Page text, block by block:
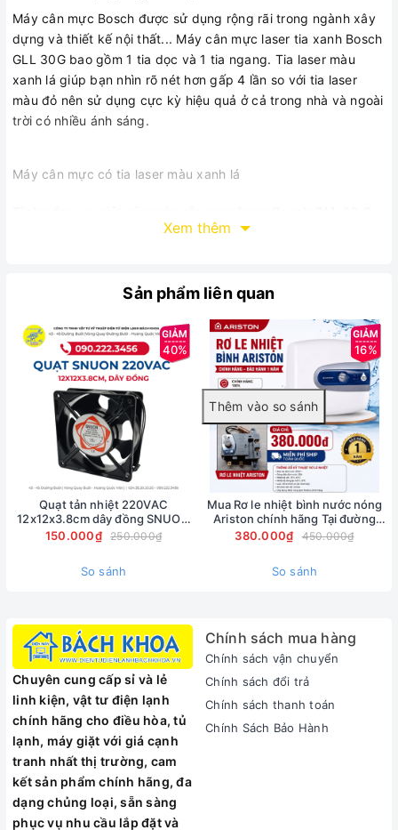
Máy cân mực Bosch được sử dụng rộng rãi trong ngành xây
dựng và thiết kế nội thất... Máy cân mực laser tia xanh Bosch
GLL 30G bao gồm 1 tia dọc và 1 tia ngang. Tia laser màu
xanh lá giúp bạn nhìn rõ nét hơn gấp 4 lần so với tia laser
màu đỏ nên sử dụng cực kỳ hiệu quả ở cả trong nhà và ngoài
trời có nhiều ánh sáng.
Máy cân mực có tia laser màu xanh lá
Tia laser màu xanh cho độ chính xác cao. Nhờ công nghệ
tia xanh của Bosch nên máy sẽ ít phát nhiệt, hạn chế nóng
máy, kéo dài tuổi thọ cho sản phẩm.
Sản phẩm thiết kế đạt tiêu chuẩn IP40 sẽ bảo vệ khỏi
những vật có bán kính lớn hơn 1mm ví dụ như dây điện.
Máy còn có tiêu chuẩn kháng nước/chống bụi đạt chuẩn
IP54, giúp bạn yên tâm hơn khi sử dụng ở ngoài trời.
Sản phẩm đi kèm 2 pin AA và bao đựng. Máy chưa đi kèm
Ứng dụng của máy cân mực laser Bosch GLL 30 G
Máy cân mực Bosch có tính ứng dụng cao trong ngàng xây
dựng, sửa chữa lắp đặt:
Thi công cơ điện: Đi dây, máng cáp, công tắc, ổ cắm, lắp
Lắp đặt cửa hàng và bếp: Treo kệ, tủ, kệ chén, lót sàn.
Trang trí nội thất: Chạy chỉ, sơn nước, lắp tranh, màn cửa,
đèn.
Khảo sát: Giám sát thi công, đo đạc.
Đóng trần thạch cao.
Nhôm kính cửa: Lắp cửa sổ, cửa chính, khung cửa, vách
ngăn.
Đóng nột thất cho tàu.
Xây dựng nhà tiền chế: Dựng cột, gióng thẳng hàng.
Máy được dùng nhiều trong ngành nội thất
Xem thêm
Sản phẩm liên quan
40%
Quạt tản nhiệt 220VAC
12x12x3.8cm dây đồng SNUON
chính hãng
150.000₫ 250.000₫
So sánh
16%
Mua Rơ le nhiệt bình nước nóng
Ariston chính hãng Tại đường
Nguyễn Phong Sắc -
0902223456
380.000₫ 450.000₫
So sánh
Chuyên cung cấp sỉ và lẻ
linh kiện, vật tư điện lạnh
chính hãng cho điều hòa, tủ
lạnh, máy giặt với giá cạnh
tranh nhất thị trường, cam
kết sản phẩm chính hãng, đa
dạng chủng loại, sẵn sàng
phục vụ nhu cầu lắp đặt và
Chính sách mua hàng
Chính sách vận chuyển
Chính sách đổi trả
Chính sách thanh toán
Chính Sách Bảo Hành